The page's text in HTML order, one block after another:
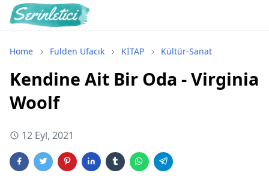
Home Fulden Ufacık KİTAP Kültür-Sanat
Kendine Ait Bir Oda - Virginia
Woolf
12 Eyl, 2021